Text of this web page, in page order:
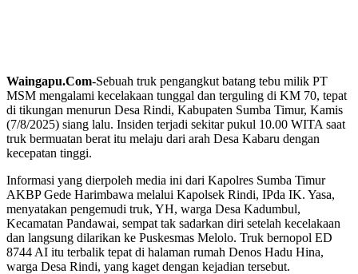
Waingapu.Com-Sebuah truk pengangkut batang tebu milik PT
MSM mengalami kecelakaan tunggal dan terguling di KM 70, tepat
di tikungan menurun Desa Rindi, Kabupaten Sumba Timur, Kamis
(7/8/2025) siang lalu. Insiden terjadi sekitar pukul 10.00 WITA saat
truk bermuatan berat itu melaju dari arah Desa Kabaru dengan
kecepatan tinggi.
Informasi yang dierpoleh media ini dari Kapolres Sumba Timur
AKBP Gede Harimbawa melalui Kapolsek Rindi, IPda IK. Yasa,
menyatakan pengemudi truk, YH, warga Desa Kadumbul,
Kecamatan Pandawai, sempat tak sadarkan diri setelah kecelakaan
dan langsung dilarikan ke Puskesmas Melolo. Truk bernopol ED
8744 AI itu terbalik tepat di halaman rumah Denos Hadu Hina,
warga Desa Rindi, yang kaget dengan kejadian tersebut.